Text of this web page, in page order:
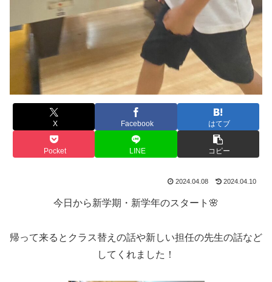
X Facebook はてブ
Pocket LINE コピー
2024.04.08 2024.04.10
今日から新学期・新学年のスタート🌸
帰って来るとクラス替えの話や新しい担任の先生の話など
してくれました！